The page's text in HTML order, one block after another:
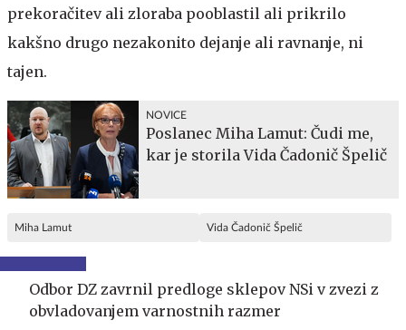
prekoračitev ali zloraba pooblastil ali prikrilo
kakšno drugo nezakonito dejanje ali ravnanje, ni
tajen.
NOVICE
Poslanec Miha Lamut: Čudi me,
kar je storila Vida Čadonič Špelič
Miha Lamut Vida Čadonič Špelič
Odbor DZ zavrnil predloge sklepov NSi v zvezi z
obvladovanjem varnostnih razmer